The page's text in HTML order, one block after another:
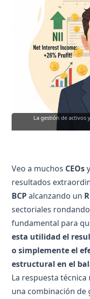
La gestión de activos
Veo a muchos CEOsy
resultados
BCPalcanzando un
sectoriales
fundamental para
esta utilidad el
o simplemente el
estructural en el
La respuesta
una combinación de